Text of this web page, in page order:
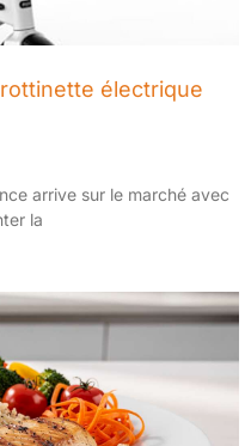
électrique
arrive sur le marché avec
la